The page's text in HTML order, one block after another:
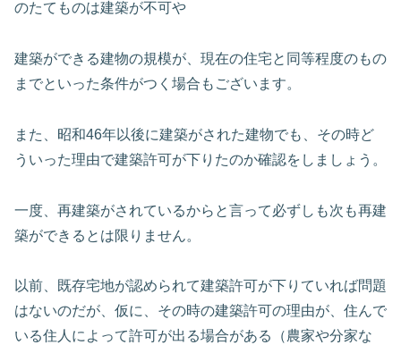
のたてものは建築が不可や
建築ができる建物の規模が、現在の住宅と同等程度のもの
までといった条件がつく場合もございます。
また、昭和46年以後に建築がされた建物でも、その時ど
ういった理由で建築許可が下りたのか確認をしましょう。
一度、再建築がされているからと言って必ずしも次も再建
築ができるとは限りません。
以前、既存宅地が認められて建築許可が下りていれば問題
はないのだが、仮に、その時の建築許可の理由が、住んで
いる住人によって許可が出る場合がある（農家や分家な